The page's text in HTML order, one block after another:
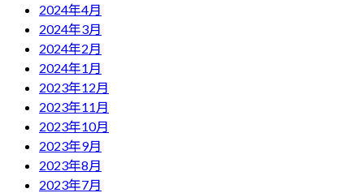
2024年4月
2024年3月
2024年2月
2024年1月
2023年12月
2023年11月
2023年10月
2023年9月
2023年8月
2023年7月